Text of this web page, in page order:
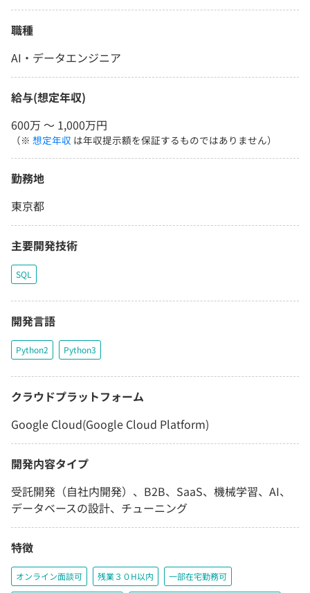
職種
AI・データエンジニア
給与(想定年収)
600万 〜 1,000万円
（※ 想定年収 は年収提示額を保証するものではありません）
勤務地
東京都
主要開発技術
SQL
開発言語
Python2 Python3
クラウドプラットフォーム
Google Cloud(Google Cloud Platform)
開発内容タイプ
受託開発（自社内開発）、B2B、SaaS、機械学習、AI、
データベースの設計、チューニング
特徴
オンライン面談可 残業３０H以内 一部在宅勤務可